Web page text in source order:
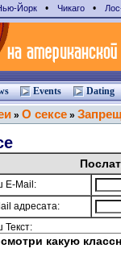
Йорк • Чикаго •
Events Dating
» О сексе »
E-Mail:
адресата:
Текст: